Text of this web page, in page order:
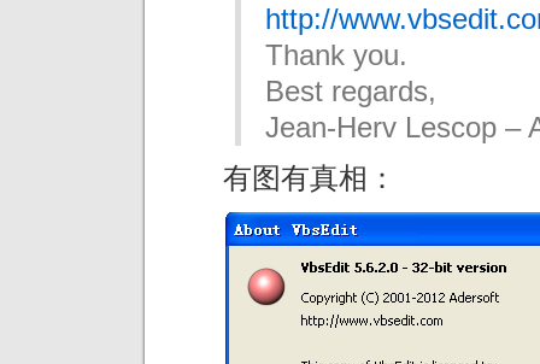
http://
Thank you.
Best regards,
Jean-Herv Lescop –
有图有真相：